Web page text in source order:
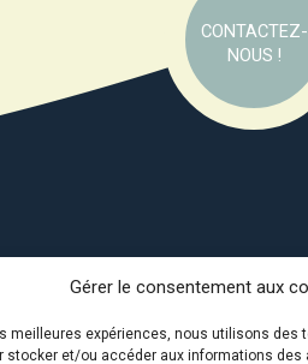
Gérer le consentement aux
meilleures expériences, nous utilisons des
stocker et/ou accéder aux informations des
CONTACTEZ-
NOUS !
soutien de :